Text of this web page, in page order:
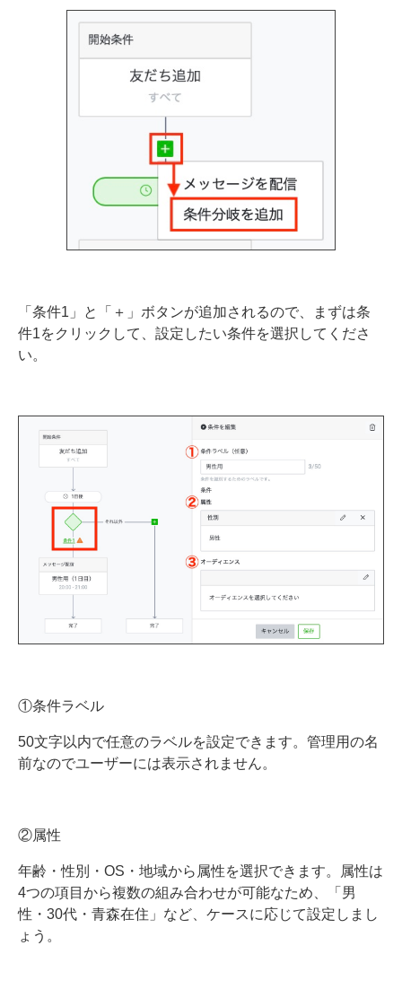
「条件1」と「＋」ボタンが追加されるので、まずは条
件1をクリックして、設定したい条件を選択してくださ
い。
①条件ラベル
50文字以内で任意のラベルを設定できます。管理用の名
前なのでユーザーには表示されません。
②属性
年齢・性別・OS・地域から属性を選択できます。属性は
4つの項目から複数の組み合わせが可能なため、「男
性・30代・青森在住」など、ケースに応じて設定しまし
ょう。